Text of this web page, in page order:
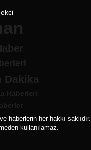
Dakika
Haberleri
haberlerin her hakkı saklıdır.
kullanılamaz.